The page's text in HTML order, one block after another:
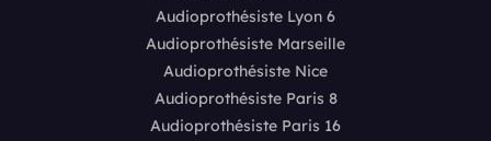
Audioprothésiste Lyon 6
Audioprothésiste Marseille
Audioprothésiste Nice
Audioprothésiste Paris 8
Audioprothésiste Paris 16